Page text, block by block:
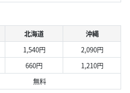
北海道
沖縄
1,540円
2,090円
660円
1,210円
無料